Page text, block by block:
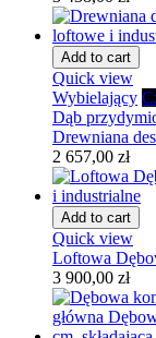
Add to cart
Quick view
Wybielający
Dąb
Drewniana
2 657,00 zł
Add to cart
Quick view
Loftowa
3 900,00 zł